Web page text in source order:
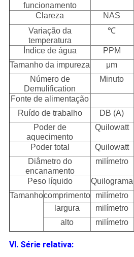
funcionamento
Clareza NAS
Variação da
temperatura
℃
Índice de água PPM
Tamanho da impureza
μm
Número de
Demulification
Minuto
Fonte de alimentação
Ruído de trabalho
DB (A)
Poder de
aquecimento
Quilowatt
Poder total Quilowatt
Diâmetro do
encanamento
milímetro
Peso líquido Quilograma
Tamanhocomprimento milímetro
largura
milímetro
alto
milímetro
VI. Série relativa: